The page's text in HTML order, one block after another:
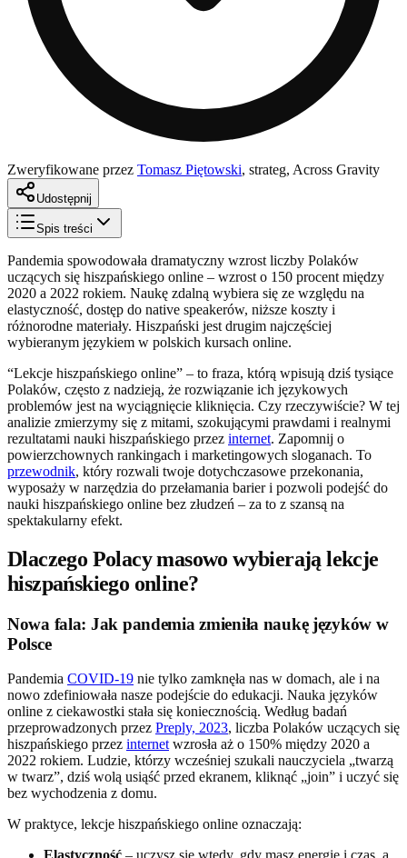
Zweryfikowane przez Tomasz Piętowski, strateg, Across Gravity
Udostępnij
Spis treści
Pandemia spowodowała dramatyczny wzrost liczby Polaków
uczących się hiszpańskiego online – wzrost o 150 procent między
2020 a 2022 rokiem. Naukę zdalną wybiera się ze względu na
elastyczność, dostęp do native speakerów, niższe koszty i
różnorodne materiały. Hiszpański jest drugim najczęściej
wybieranym językiem w polskich kursach online.
“Lekcje hiszpańskiego online” – to fraza, którą wpisują dziś tysiące
Polaków, często z nadzieją, że rozwiązanie ich językowych
problemów jest na wyciągnięcie kliknięcia. Czy rzeczywiście? W tej
analizie zmierzymy się z mitami, szokującymi prawdami i realnymi
rezultatami nauki hiszpańskiego przez internet. Zapomnij o
powierzchownych rankingach i marketingowych sloganach. To
przewodnik, który rozwali twoje dotychczasowe przekonania,
wyposaży w narzędzia do przełamania barier i pozwoli podejść do
nauki hiszpańskiego online bez złudzeń – za to z szansą na
spektakularny efekt.
Dlaczego Polacy masowo wybierają lekcje
hiszpańskiego online?
Nowa fala: Jak pandemia zmieniła naukę języków w
Polsce
Pandemia COVID-19 nie tylko zamknęła nas w domach, ale i na
nowo zdefiniowała nasze podejście do edukacji. Nauka języków
online z ciekawostki stała się koniecznością. Według badań
przeprowadzonych przez Preply, 2023, liczba Polaków uczących się
hiszpańskiego przez internet wzrosła aż o 150% między 2020 a
2022 rokiem. Ludzie, którzy wcześniej szukali nauczyciela „twarzą
w twarz”, dziś wolą usiąść przed ekranem, kliknąć „join” i uczyć się
bez wychodzenia z domu.
W praktyce, lekcje hiszpańskiego online oznaczają: